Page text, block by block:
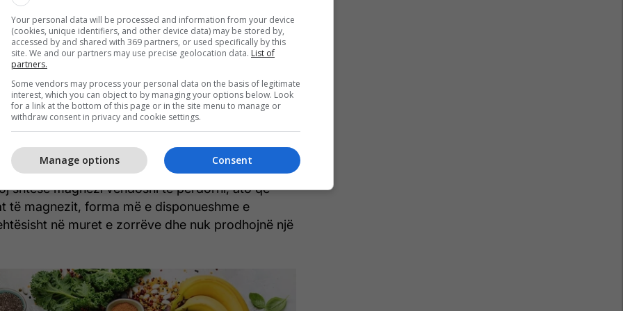
vitamina më e mirë për ngërçet në
e rishikuara më mirë për dhimbjen e muskujve
të cilin tashmë e dimë se është efektive edhe në
19, rritjen e sistemit imunitar dhe madje
të gjakut.
shtese magnezi vendosni të përdorni, ato që
të magnezit, forma më e disponueshme e
në muret e zorrëve dhe nuk prodhojnë një
Your personal data will be processed and information from your device
(cookies, unique identifiers, and other device data) may be stored by,
accessed by and shared with 369 partners, or used specifically by this
site. We and our partners may use precise geolocation data. List of
partners.
Some vendors may process your personal data on the basis of legitimate
interest, which you can object to by managing your options below. Look
for a link at the bottom of this page or in the site menu to manage or
withdraw consent in privacy and cookie settings.
Consent
Manage options